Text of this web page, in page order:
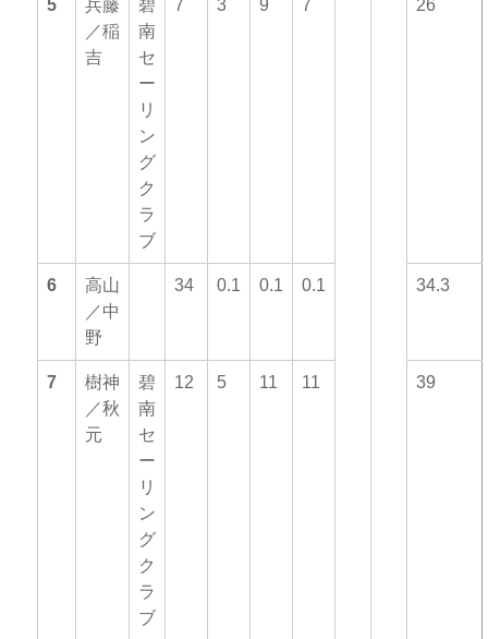
5
兵藤
／稲
吉
碧
南
セ
ー
リ
ン
グ
ク
ラ
ブ
7 3 9 7 26
6
高山
／中
野
34 0.1 0.1 0.1 34.3
7
樹神
／秋
元
碧
南
セ
ー
リ
ン
グ
ク
ラ
ブ
12 5 11 11 39